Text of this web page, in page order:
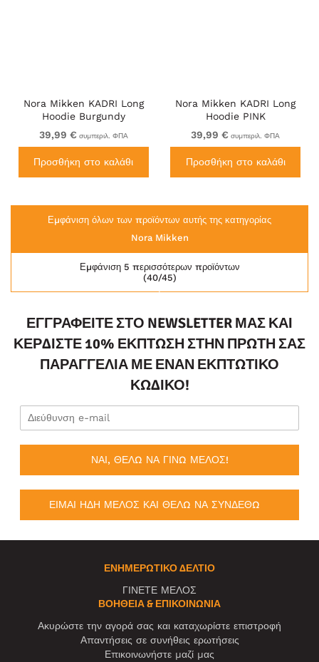
Nora Mikken KADRI Long
Hoodie Burgundy
39,99 € συμπεριλ. ΦΠΑ
Προσθήκη στο καλάθι
Nora Mikken KADRI Long
Hoodie PINK
39,99 € συμπεριλ. ΦΠΑ
Προσθήκη στο καλάθι
Εμφάνιση όλων των προϊόντων αυτής της κατηγορίας
Nora Mikken
(40/45)
Εμφάνιση 5 περισσότερων προϊόντων
ΕΓΓΡΑΦΕΊΤΕ ΣΤΟ NEWSLETTER ΜΑΣ ΚΑΙ
ΚΕΡΔΊΣΤΕ 10% ΈΚΠΤΩΣΗ ΣΤΗΝ ΠΡΏΤΗ ΣΑΣ
ΠΑΡΑΓΓΕΛΊΑ ΜΕ ΈΝΑΝ ΕΚΠΤΩΤΙΚΌ
ΚΩΔΙΚΌ!
ΝΑΙ, ΘΕΛΩ ΝΑ ΓΙΝΩ ΜΕΛΟΣ!
ΕΙΜΑΙ ΗΔΗ ΜΕΛΟΣ ΚΑΙ ΘΕΛΩ ΝΑ ΣΥΝΔΕΘΩ
ΕΝΗΜΕΡΩΤΙΚΌ ΔΕΛΤΊΟ
ΓΙΝΕΤΕ ΜΕΛΟΣ
ΒΟΉΘΕΙΑ & ΕΠΙΚΟΙΝΩΝΊΑ
Ακυρώστε την αγορά σας και καταχωρίστε επιστροφή
Απαντήσεις σε συνήθεις ερωτήσεις
Επικοινωνήστε μαζί μας